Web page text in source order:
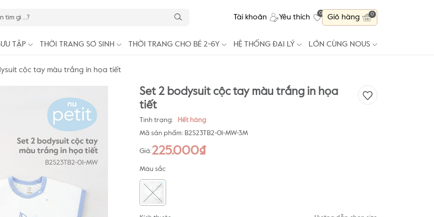
Tài khoản Yêu thích
0
Giỏ hàng 0
TẬP THỜI TRANG SƠ SINH THỜI TRANG CHO BÉ 2-6Y HỆ THỐNG ĐẠI LÝ LỚN CÙNG NOUS
cộc tay màu trắng in họa tiết
Set 2 bodysuit cộc tay màu trắng in họa
tiết
Tình trạng:
Hết hàng
Mã sản phẩm: B2S23TB2-01-MW-3M
Giá:225.000₫
Màu sắc